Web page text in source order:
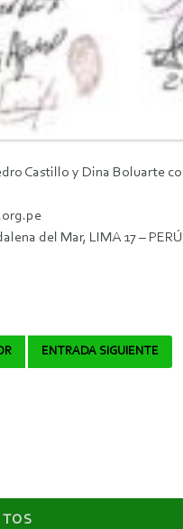
Castillo y Dina Boluarte
del Mar, LIMA 17 –
ENTRADA SIGUIENTE